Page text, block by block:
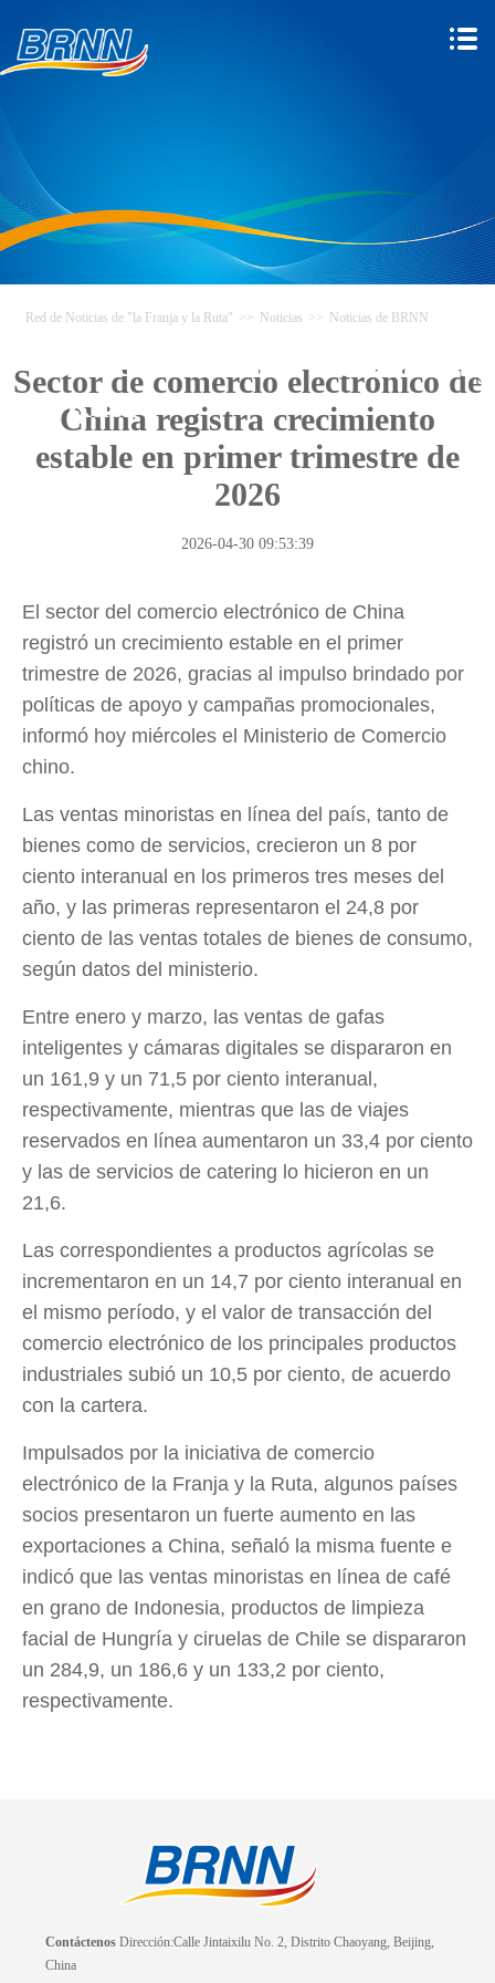
Red de Noticias de "la Franja y
la Ruta"
Red de Noticias de "la Franja y la Ruta" >> Noticias >> Noticias de BRNN
Sector de comercio electrónico de
China registra crecimiento
estable en primer trimestre de
2026
2026-04-30 09:53:39
El sector del comercio electrónico de China
registró un crecimiento estable en el primer
trimestre de 2026, gracias al impulso brindado por
políticas de apoyo y campañas promocionales,
informó hoy miércoles el Ministerio de Comercio
chino.
Las ventas minoristas en línea del país, tanto de
bienes como de servicios, crecieron un 8 por
ciento interanual en los primeros tres meses del
año, y las primeras representaron el 24,8 por
ciento de las ventas totales de bienes de consumo,
según datos del ministerio.
Entre enero y marzo, las ventas de gafas
inteligentes y cámaras digitales se dispararon en
un 161,9 y un 71,5 por ciento interanual,
respectivamente, mientras que las de viajes
reservados en línea aumentaron un 33,4 por ciento
y las de servicios de catering lo hicieron en un
21,6.
Las correspondientes a productos agrícolas se
incrementaron en un 14,7 por ciento interanual en
el mismo período, y el valor de transacción del
comercio electrónico de los principales productos
industriales subió un 10,5 por ciento, de acuerdo
con la cartera.
Impulsados por la iniciativa de comercio
electrónico de la Franja y la Ruta, algunos países
socios presentaron un fuerte aumento en las
exportaciones a China, señaló la misma fuente e
indicó que las ventas minoristas en línea de café
en grano de Indonesia, productos de limpieza
facial de Hungría y ciruelas de Chile se dispararon
un 284,9, un 186,6 y un 133,2 por ciento,
respectivamente.
Contáctenos Dirección:Calle Jintaixilu No. 2, Distrito Chaoyang, Beijing,
China